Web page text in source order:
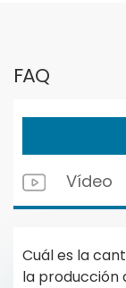
FAQ
Vídeo
Cuál es la
la producción